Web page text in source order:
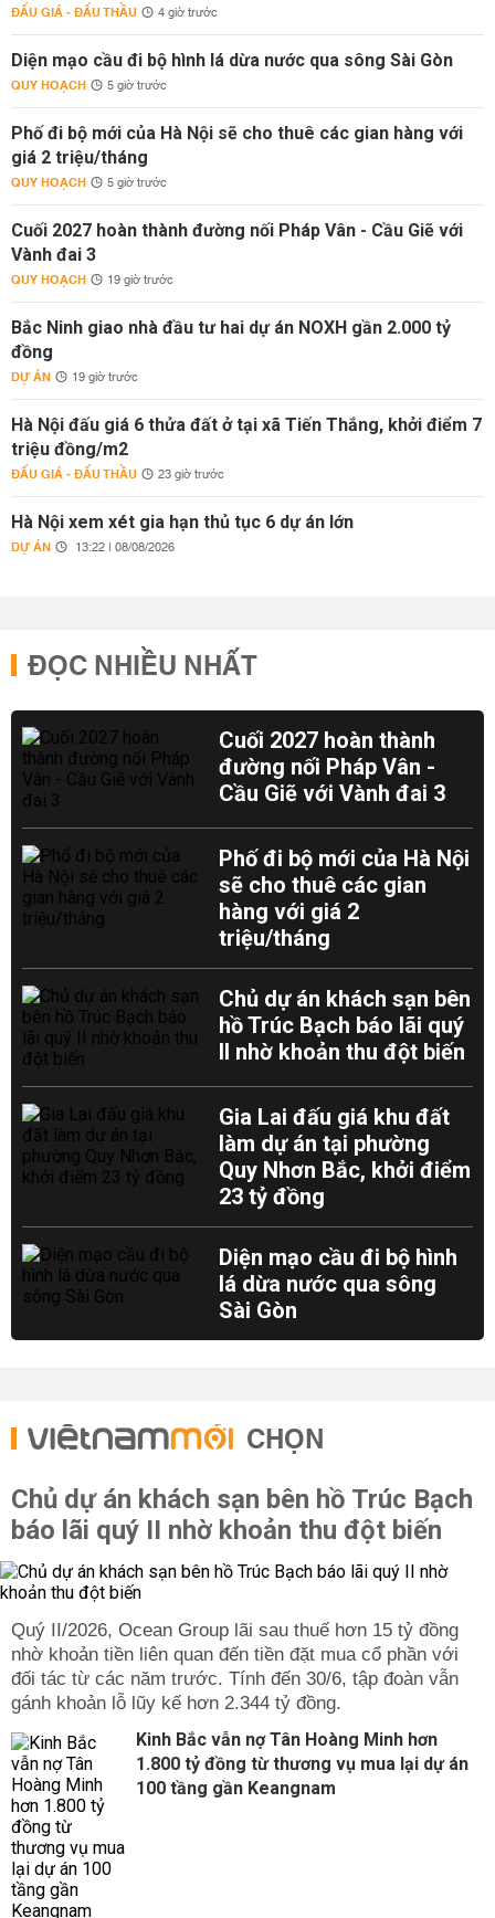
ĐẤU GIÁ - ĐẤU THẦU 4 giờ trước
Diện mạo cầu đi bộ hình lá dừa nước qua sông Sài Gòn
QUY HOẠCH 5 giờ trước
Phố đi bộ mới của Hà Nội sẽ cho thuê các gian hàng với
giá 2 triệu/tháng
QUY HOẠCH 5 giờ trước
Cuối 2027 hoàn thành đường nối Pháp Vân - Cầu Giẽ với
Vành đai 3
QUY HOẠCH 19 giờ trước
Bắc Ninh giao nhà đầu tư hai dự án NOXH gần 2.000 tỷ
đồng
DỰ ÁN 19 giờ trước
Hà Nội đấu giá 6 thửa đất ở tại xã Tiến Thắng, khởi điểm 7
triệu đồng/m2
ĐẤU GIÁ - ĐẤU THẦU 23 giờ trước
Hà Nội xem xét gia hạn thủ tục 6 dự án lớn
DỰ ÁN 13:22 | 08/08/2026
ĐỌC NHIỀU NHẤT
Cuối 2027 hoàn thành
đường nối Pháp Vân -
Cầu Giẽ với Vành đai 3
Phố đi bộ mới của Hà Nội
sẽ cho thuê các gian
hàng với giá 2
triệu/tháng
Chủ dự án khách sạn bên
hồ Trúc Bạch báo lãi quý
II nhờ khoản thu đột biến
Gia Lai đấu giá khu đất
làm dự án tại phường
Quy Nhơn Bắc, khởi điểm
23 tỷ đồng
Diện mạo cầu đi bộ hình
lá dừa nước qua sông
Sài Gòn
CHỌN
Chủ dự án khách sạn bên hồ Trúc Bạch
báo lãi quý II nhờ khoản thu đột biến
Quý II/2026, Ocean Group lãi sau thuế hơn 15 tỷ đồng
nhờ khoản tiền liên quan đến tiền đặt mua cổ phần với
đối tác từ các năm trước. Tính đến 30/6, tập đoàn vẫn
gánh khoản lỗ lũy kế hơn 2.344 tỷ đồng.
Kinh Bắc vẫn nợ Tân Hoàng Minh hơn
1.800 tỷ đồng từ thương vụ mua lại dự án
100 tầng gần Keangnam